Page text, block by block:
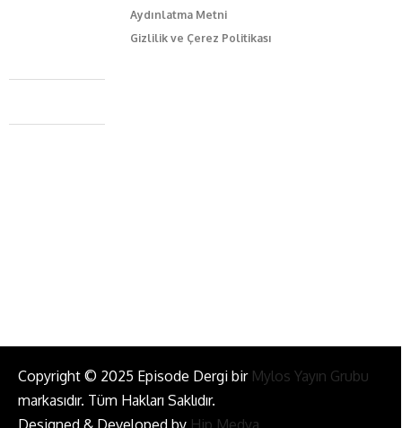
Aydınlatma Metni
Gizlilik ve Çerez Politikası
Caferağa Mah. Dr. Şakir Paşa Sok. No3/A Kadıköy İstanbul
+90 543 345 46 00
Copyright © 2025 Episode Dergi bir Mylos Yayın Grubu
markasıdır. Tüm Hakları Saklıdır.
Designed & Developed by Hip Medya